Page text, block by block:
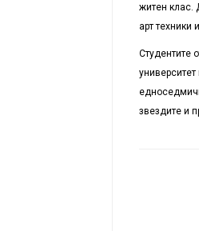
житен клас.
арт техники
Студентите
звездите и